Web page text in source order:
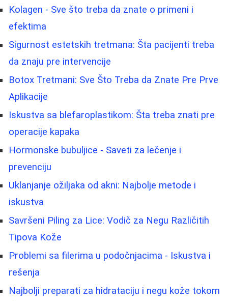
Kolagen - Sve što treba da znate o primeni i
efektima
Sigurnost estetskih tretmana: Šta pacijenti treba
da znaju pre intervencije
Botox Tretmani: Sve Što Treba da Znate Pre Prve
Aplikacije
Iskustva sa blefaroplastikom: Šta treba znati pre
operacije kapaka
Hormonske bubuljice - Saveti za lečenje i
prevenciju
Uklanjanje ožiljaka od akni: Najbolje metode i
iskustva
Savršeni Piling za Lice: Vodič za Negu Različitih
Tipova Kože
Problemi sa filerima u podočnjacima - Iskustva i
rešenja
Najbolji preparati za hidrataciju i negu kože tokom